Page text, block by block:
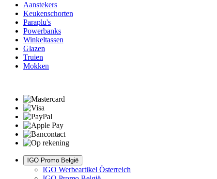
Aanstekers
Keukenschorten
Paraplu's
Powerbanks
Winkeltassen
Glazen
Truien
Mokken
IGO Promo België
IGO Werbeartikel Österreich